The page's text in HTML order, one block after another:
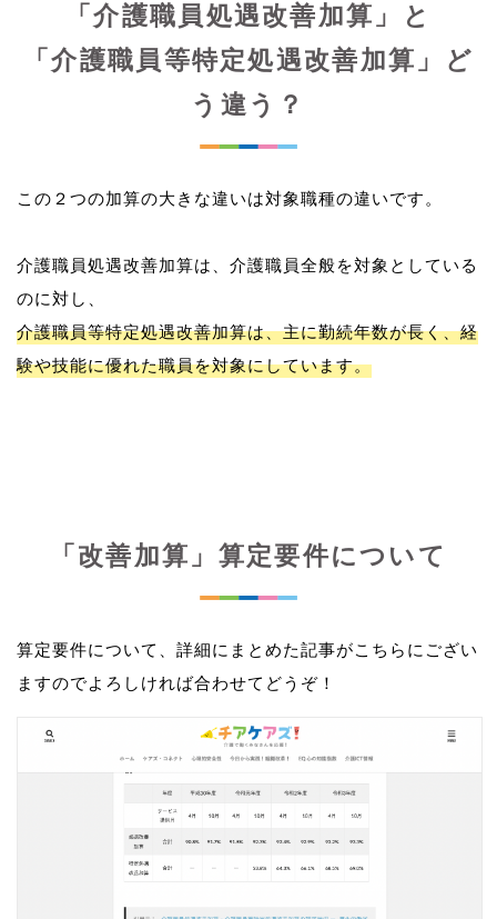
「介護職員処遇改善加算」と
「介護職員等特定処遇改善加算」ど
う違う？
この２つの加算の大きな違いは対象職種の違いです。
介護職員処遇改善加算は、介護職員全般を対象としている
介護職員等特定処遇改善加算は、主に勤続年数が長く、経
験や技能に優れた職員を対象にしています。
「改善加算」算定要件について
算定要件について、詳細にまとめた記事がこちらにござい
ますのでよろしければ合わせてどうぞ！